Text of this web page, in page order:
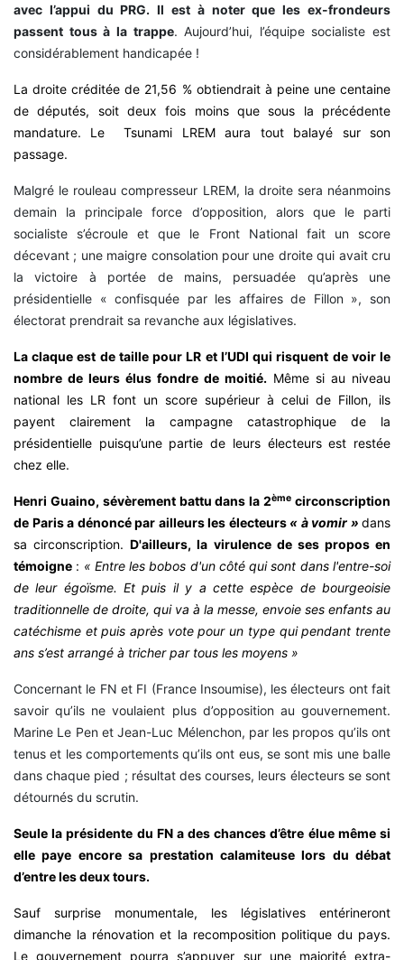
avec l’appui du PRG. Il est à noter que les ex-frondeurs
passent tous à la trappe. Aujourd’hui, l’équipe socialiste est
considérablement handicapée !
La droite créditée de 21,56 % obtiendrait à peine une centaine
de députés, soit deux fois moins que sous la précédente
mandature. Le Tsunami LREM aura tout balayé sur son
passage.
Malgré le rouleau compresseur LREM, la droite sera néanmoins
demain la principale force d’opposition, alors que le parti
socialiste s’écroule et que le Front National fait un score
décevant ; une maigre consolation pour une droite qui avait cru
la victoire à portée de mains, persuadée qu’après une
présidentielle « confisquée par les affaires de Fillon », son
électorat prendrait sa revanche aux législatives.
La claque est de taille pour LR et l’UDI qui risquent de voir le
nombre de leurs élus fondre de moitié. Même si au niveau
national les LR font un score supérieur à celui de Fillon, ils
payent clairement la campagne catastrophique de la
présidentielle puisqu’une partie de leurs électeurs est restée
chez elle.
Henri Guaino, sévèrement battu dans la 2ème circonscription
de Paris a dénoncé par ailleurs les électeurs « à vomir » dans
sa circonscription.D'ailleurs, la virulence de ses propos en
témoigne : « Entre les bobos d'un côté qui sont dans l'entre-soi
de leur égoïsme. Et puis il y a cette espèce de bourgeoisie
traditionnelle de droite, qui va à la messe, envoie ses enfants au
catéchisme et puis après vote pour un type qui pendant trente
ans s’est arrangé à tricher par tous les moyens »
Concernant le FN et FI (France Insoumise), les électeurs ont fait
savoir qu’ils ne voulaient plus d’opposition au gouvernement.
Marine Le Pen et Jean-Luc Mélenchon, par les propos qu’ils ont
tenus et les comportements qu’ils ont eus, se sont mis une balle
dans chaque pied ; résultat des courses, leurs électeurs se sont
détournés du scrutin.
Seule la présidente du FN a des chances d’être élue même si
elle paye encore sa prestation calamiteuse lors du débat
d’entre les deux tours.
Sauf surprise monumentale, les législatives entérineront
dimanche la rénovation et la recomposition politique du pays.
Le gouvernement pourra s’appuyer sur une majorité extra-